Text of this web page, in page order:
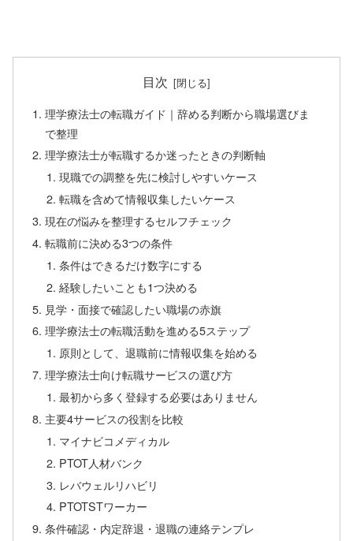
目次
理学療法士の転職ガイド｜辞める判断から職場選びま
で整理
理学療法士が転職するか迷ったときの判断軸
現職での調整を先に検討しやすいケース
転職を含めて情報収集したいケース
現在の悩みを整理するセルフチェック
転職前に決める3つの条件
条件はできるだけ数字にする
経験したいことも1つ決める
見学・面接で確認したい職場の赤旗
理学療法士の転職活動を進める5ステップ
原則として、退職前に情報収集を始める
理学療法士向け転職サービスの選び方
最初から多く登録する必要はありません
主要4サービスの役割を比較
マイナビコメディカル
PTOT人材バンク
レバウェルリハビリ
PTOTSTワーカー
条件確認・内定辞退・退職の連絡テンプレ